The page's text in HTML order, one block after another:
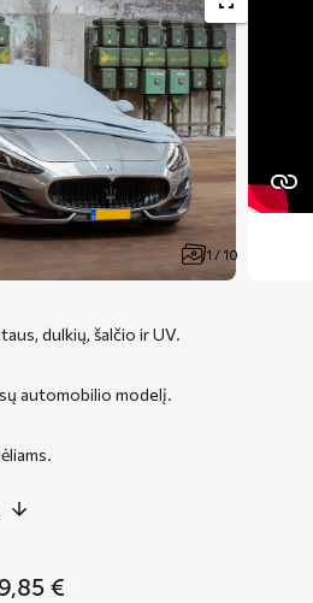
1 / 10
dulkių, šalčio ir UV.
automobilio modelį.
€